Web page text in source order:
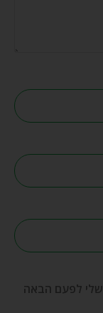
שלי לפעם הבאה